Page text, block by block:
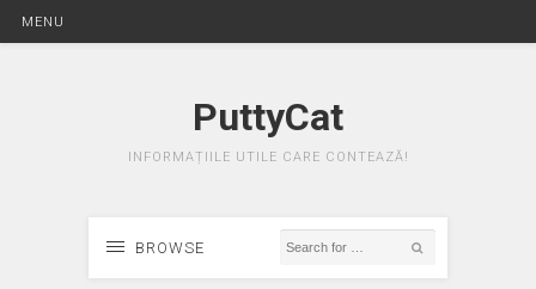
MENU
PuttyCat
INFORMAȚIILE UTILE CARE CONTEAZĂ!
BROWSE